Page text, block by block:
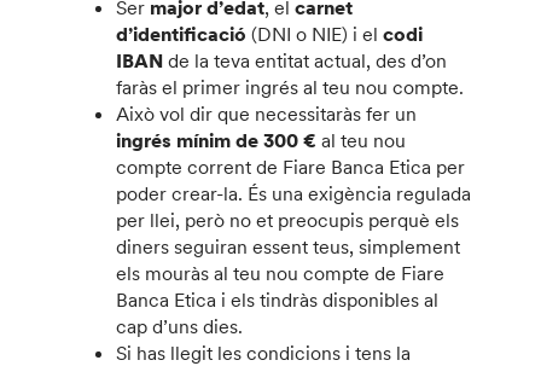
Ser major d’edat, elcarnet
d’identificació (DNI o NIE) i elcodi
IBAN de la teva entitat actual, des d’on
faràs el primer ingrés al teu nou compte.
Això vol dir que necessitaràs fer un
ingrés mínim de 300 € al teu nou
compte corrent de Fiare Banca Etica per
poder crear-la. És una exigència regulada
per llei, però no et preocupis perquè els
diners seguiran essent teus, simplement
els mouràs al teu nou compte de Fiare
Banca Etica i els tindràs disponibles al
cap d’uns dies.
Si has llegit les condicions i tens la